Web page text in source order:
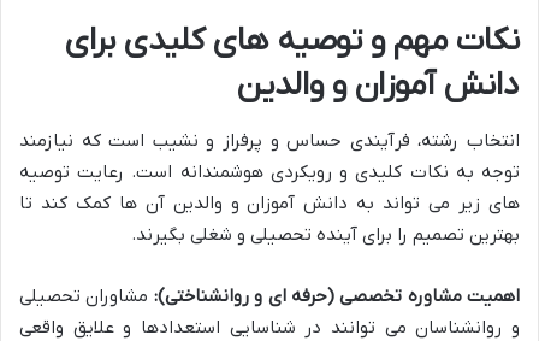
نکات مهم و توصیه های کلیدی برای
دانش آموزان و والدین
انتخاب رشته، فرآیندی حساس و پرفراز و نشیب است که نیازمند
توجه به نکات کلیدی و رویکردی هوشمندانه است. رعایت توصیه
های زیر می تواند به دانش آموزان و والدین آن ها کمک کند تا
بهترین تصمیم را برای آینده تحصیلی و شغلی بگیرند.
اهمیت مشاوره تخصصی (حرفه ای و روانشناختی): مشاوران تحصیلی
و روانشناسان می توانند در شناسایی استعدادها و علایق واقعی